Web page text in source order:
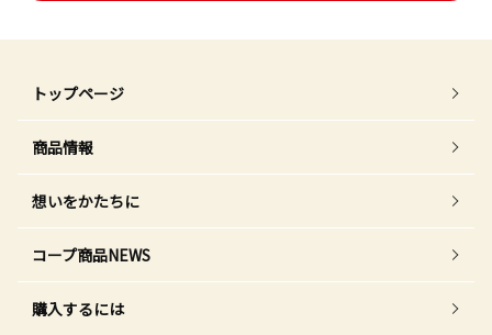
トップページ
商品情報
想いをかたちに
コープ商品NEWS
購入するには